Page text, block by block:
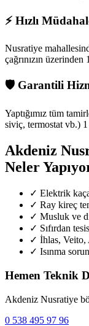
⚡ Hızlı
Nusratiye
çağrınızın üzerinden
🛡️ Garantili
Yaptığımız tüm
siviç, termostat vb.)
Akdeniz
Neler
✓ Elektrik
✓ Ray kireç
✓ Musluk ve
✓ Sıfırdan
✓ İhlas,
✓ Isınma
Hemen Teknik
Akdeniz Nusratiye
0 538 495 97 96